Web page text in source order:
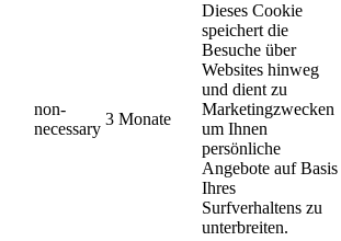
non-
necessary
3 Monate
Dieses Cookie
speichert die
Besuche über
Websites hinweg
und dient zu
Marketingzwecken
um Ihnen
persönliche
Angebote auf Basis
Ihres
Surfverhaltens zu
unterbreiten.